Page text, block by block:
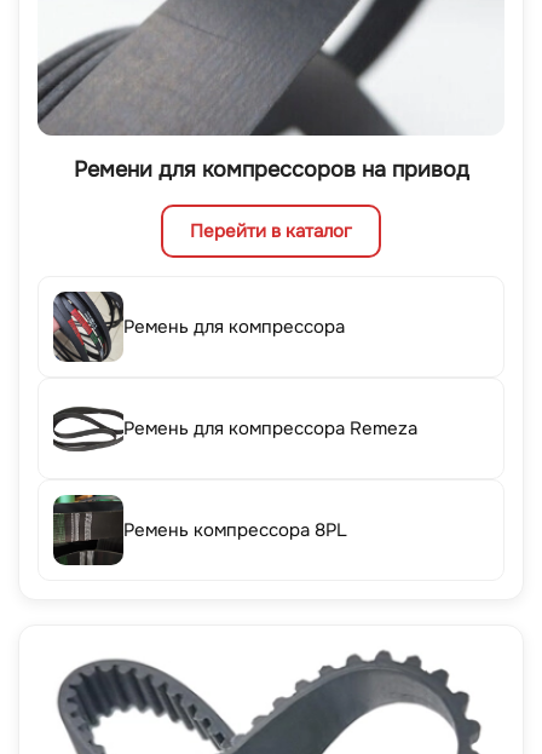
Ремени для компрессоров на привод
Перейти в каталог
Ремень для компрессора
Ремень для компрессора Remeza
Ремень компрессора 8PL